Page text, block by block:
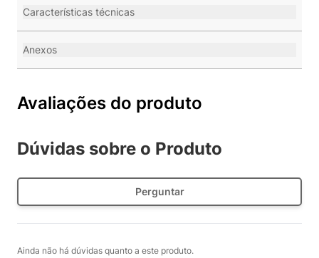
Características técnicas
Anexos
Avaliações do produto
Dúvidas sobre o Produto
Perguntar
Ainda não há dúvidas quanto a este produto.